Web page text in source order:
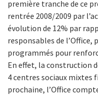
première tranche de ce
rentrée 2008/2009 par
évolution de 12% par
responsables de
programmés pour
En effet, la construction
4 centres sociaux mixtes
prochaine, l’Office